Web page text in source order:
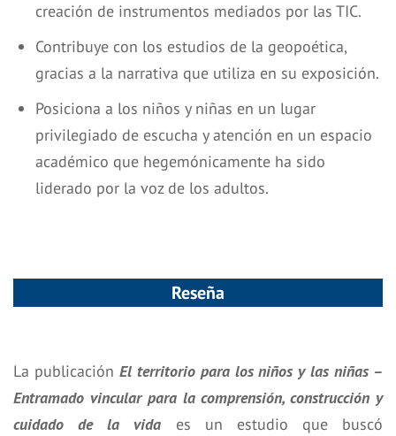
creación de instrumentos mediados por las TIC.
Contribuye con los estudios de la geopoética,
gracias a la narrativa que utiliza en su exposición.
Posiciona a los niños y niñas en un lugar
privilegiado de escucha y atención en un espacio
académico que hegemónicamente ha sido
liderado por la voz de los adultos.
Reseña
La publicación El territorio para los niños y las niñas –
Entramado vincular para la comprensión, construcción y
cuidado de la vida
es un estudio que buscó